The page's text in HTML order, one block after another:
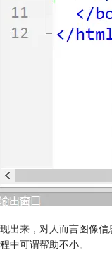
出来，对人而言图像
中可谓帮助不小。